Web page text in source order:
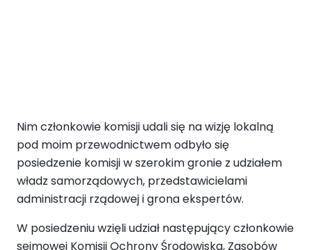
Nim członkowie komisji udali się na wizję lokalną
pod moim przewodnictwem odbyło się
posiedzenie komisji w szerokim gronie z udziałem
władz samorządowych, przedstawicielami
administracji rządowej i grona ekspertów.
W posiedzeniu wzięli udział następujący członkowie
sejmowej Komisji Ochrony Środowiska, Zasobów